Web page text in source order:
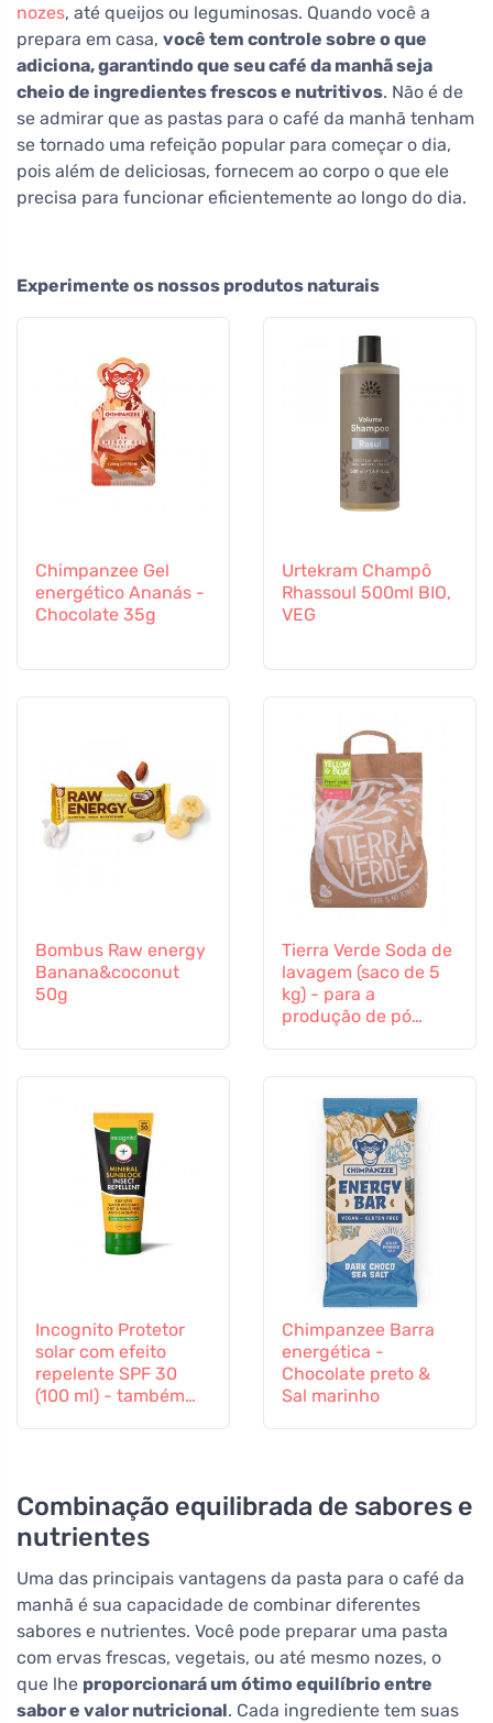
nozes, até queijos ou leguminosas. Quando você a
prepara em casa, você tem controle sobre o que
adiciona, garantindo que seu café da manhã seja
cheio de ingredientes frescos e nutritivos. Não é de
se admirar que as pastas para o café da manhã tenham
se tornado uma refeição popular para começar o dia,
pois além de deliciosas, fornecem ao corpo o que ele
precisa para funcionar eficientemente ao longo do dia.
Experimente os nossos produtos naturais
Chimpanzee Gel
energético Ananás -
Chocolate 35g
Urtekram Champô
Rhassoul 500ml BIO,
VEG
Bombus Raw energy
Banana&coconut
50g
Tierra Verde Soda de
lavagem (saco de 5
kg) - para a
produção de pó
Incognito Protetor
solar com efeito
repelente SPF 30
(100 ml) - também
Chimpanzee Barra
energética -
Chocolate preto &
Sal marinho
Combinação equilibrada de sabores e
nutrientes
Uma das principais vantagens da pasta para o café da
manhã é sua capacidade de combinar diferentes
sabores e nutrientes. Você pode preparar uma pasta
com ervas frescas, vegetais, ou até mesmo nozes, o
que lhe proporcionará um ótimo equilíbrio entre
sabor e valor nutricional. Cada ingrediente tem suas